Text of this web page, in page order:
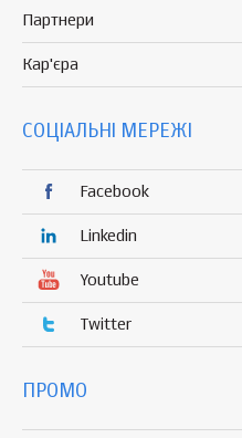
Партнери
Кар'єра
СОЦІАЛЬНІ МЕРЕЖІ
Facebook
Linkedin
Youtube
Twitter
ПРОМО